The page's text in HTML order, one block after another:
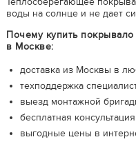
воды на солнце и не дает
Почему купить
в Москве:
доставка из Москвы в
техподдержка
выезд монтажной
бесплатная
выгодные цены в